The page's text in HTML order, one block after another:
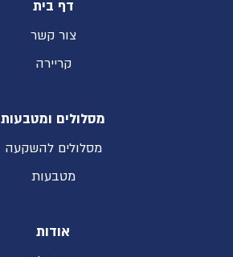
דף בית
צור קשר
קריירה
מסלולים ומטבעות
מסלולים להשקעה
מטבעות
אודות